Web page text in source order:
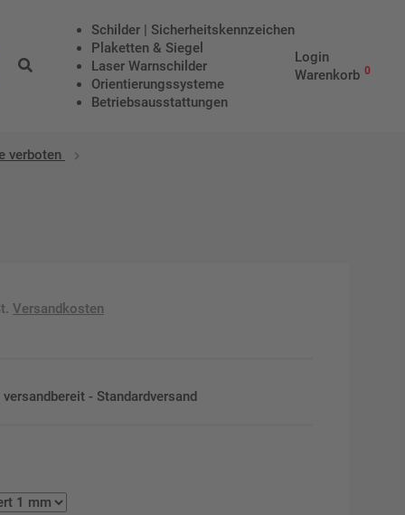
Schilder | Sicherheitskennzeichen
Plaketten & Siegel
Laser Warnschilder
Orientierungssysteme
Betriebs­aus­stattungen
Login
Warenkorb 0
verboten
Versandkosten
- Standardversand